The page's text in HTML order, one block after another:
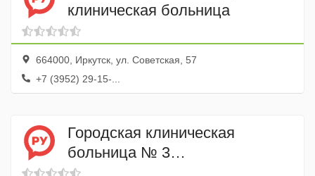
клиническая больница
664000, Иркутск, ул. Советская, 57
+7 (3952) 29-15-...
Городская клиническая
больница № 3
Травматологическое